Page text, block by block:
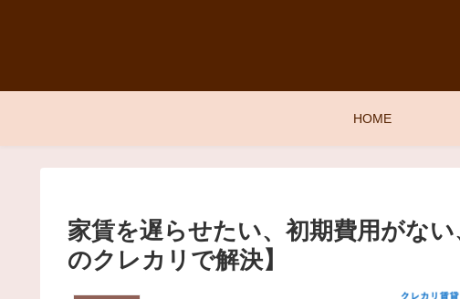
HOME
家賃を遅らせたい、初期費用がな
のクレカリで解決】